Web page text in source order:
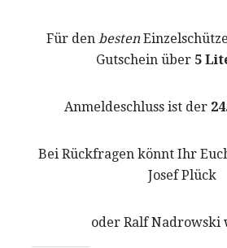
Für den besten
Gutschein über 5
Anmeldeschluss ist der
Bei Rückfragen könnt Ihr
Josef Plück
oder Ralf Nadrowski